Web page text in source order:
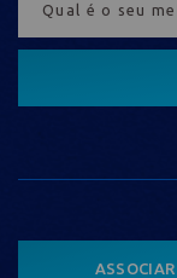
ASSOCIAR